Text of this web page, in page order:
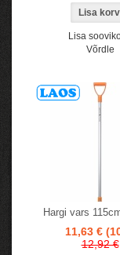
Lisa
Võrdle
Hargi vars
11,63 €
12,92 €